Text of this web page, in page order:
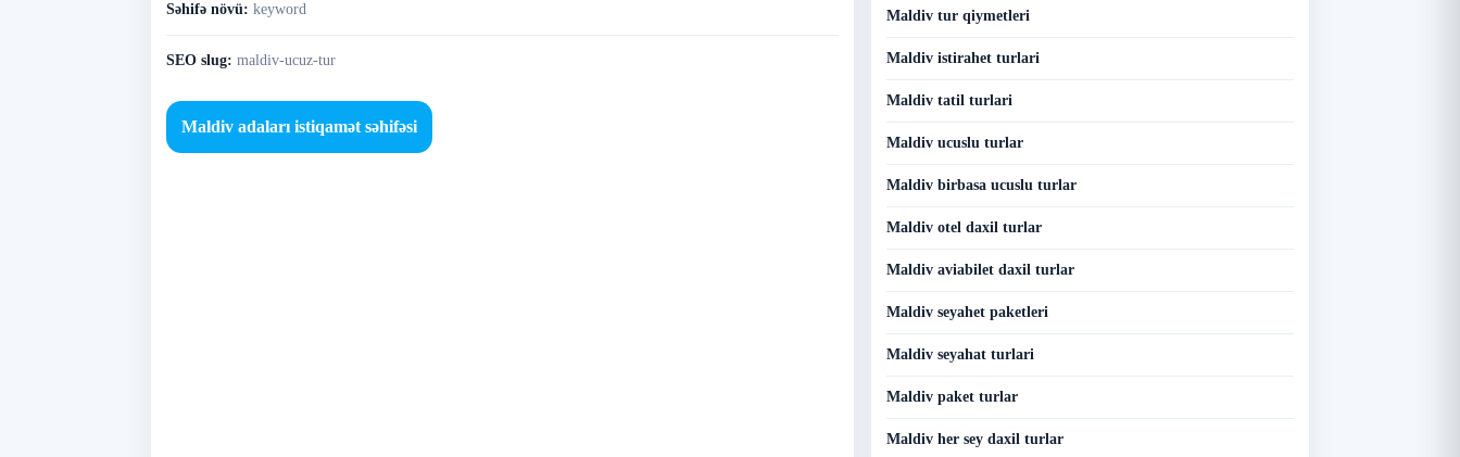
Səhifə növü: keyword
SEO slug: maldiv-ucuz-tur
Maldiv adaları istiqamət səhifəsi
Maldiv tur qiymetleri
Maldiv istirahet turlari
Maldiv tatil turlari
Maldiv ucuslu turlar
Maldiv birbasa ucuslu turlar
Maldiv otel daxil turlar
Maldiv aviabilet daxil turlar
Maldiv seyahet paketleri
Maldiv seyahat turlari
Maldiv paket turlar
Maldiv her sey daxil turlar